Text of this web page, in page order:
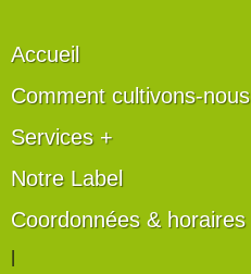
Accueil
Comment cultivons-nous
Services +
Notre Label
Coordonnées & horaires